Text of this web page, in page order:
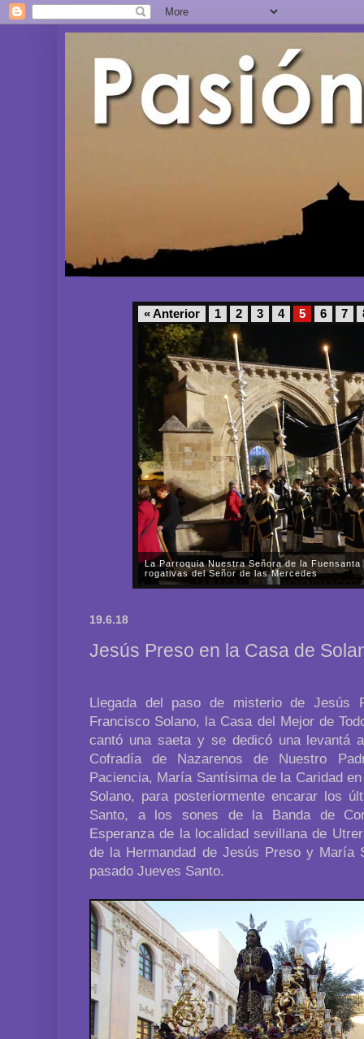
« Anterior 1 2 3 4 5 6 7
La Parroquia Nuestra Señora de la
rogativas del Señor de las Mercedes
19.6.18
Jesús Preso en la Casa de
Llegada del paso de misterio de Jesús
Francisco Solano, la Casa del Mejor de
cantó una saeta y se dedicó una levantá
Cofradía de Nazarenos de Nuestro
Paciencia, María Santísima de la Caridad
Solano, para posteriormente encarar los
Santo, a los sones de la Banda de
Esperanza de la localidad sevillana de
de la Hermandad de Jesús Preso y María
pasado Jueves Santo.